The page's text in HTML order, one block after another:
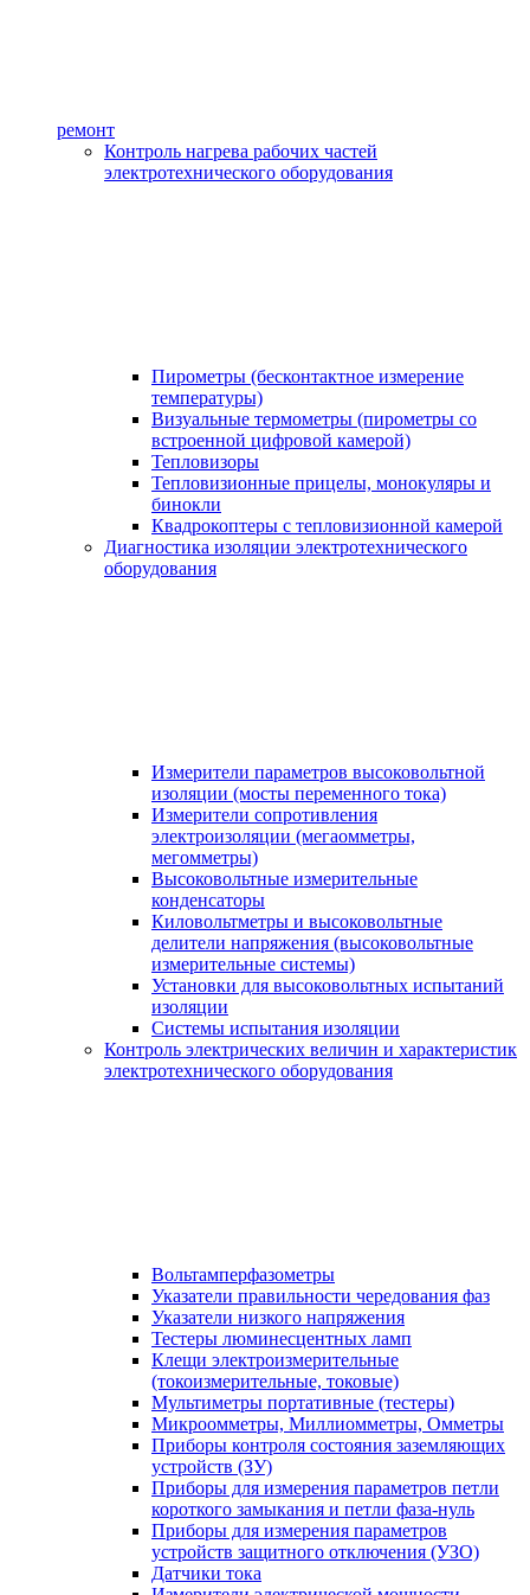
ремонт
Контроль нагрева рабочих частей
электротехнического оборудования
Пирометры (бесконтактное измерение
температуры)
Визуальные термометры (пирометры со
встроенной цифровой камерой)
Тепловизоры
Тепловизионные прицелы, монокуляры и
бинокли
Квадрокоптеры с тепловизионной камерой
Диагностика изоляции электротехнического
оборудования
Измерители параметров высоковольтной
изоляции (мосты переменного тока)
Измерители сопротивления
электроизоляции (мегаомметры,
мегомметры)
Высоковольтные измерительные
конденсаторы
Киловольтметры и высоковольтные
делители напряжения (высоковольтные
измерительные системы)
Установки для высоковольтных испытаний
изоляции
Системы испытания изоляции
Контроль электрических величин и характеристик
электротехнического оборудования
Вольтамперфазометры
Указатели правильности чередования фаз
Указатели низкого напряжения
Тестеры люминесцентных ламп
Клещи электроизмерительные
(токоизмерительные, токовые)
Мультиметры портативные (тестеры)
Микроомметры, Миллиомметры, Омметры
Приборы контроля состояния заземляющих
устройств (ЗУ)
Приборы для измерения параметров петли
короткого замыкания и петли фаза-нуль
Приборы для измерения параметров
устройств защитного отключения (УЗО)
Датчики тока